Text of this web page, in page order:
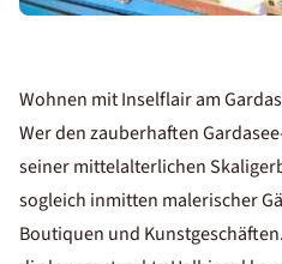
Wohnen mit Inselflair am
Wer den zauberhaften
seiner mittelalterlichen
sogleich inmitten malerischer
Boutiquen und